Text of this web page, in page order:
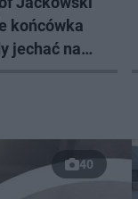
końcówka
jechać na
40